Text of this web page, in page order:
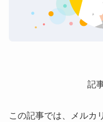
記
この記事では、メルカ